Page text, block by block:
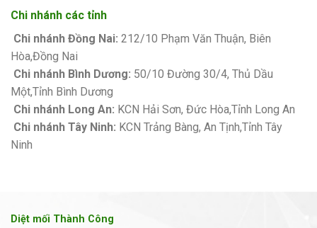
Chi nhánh các tỉnh
Chi nhánh Đồng Nai: 212/10 Phạm Văn Thuận, Biên
Hòa,Đồng Nai
Chi nhánh Bình Dương: 50/10 Đường 30/4, Thủ Dầu
Một,Tỉnh Bình Dương
Chi nhánh Long An: KCN Hải Sơn, Đức Hòa,Tỉnh Long An
Chi nhánh Tây Ninh: KCN Trảng Bàng, An Tịnh,Tỉnh Tây
Ninh
Diệt mối Thành Công